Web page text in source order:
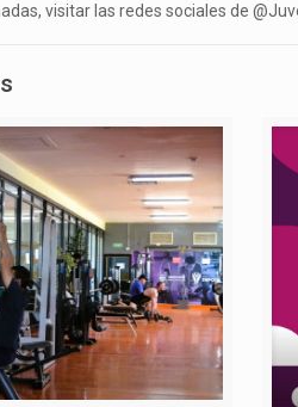
visitar las redes sociales de